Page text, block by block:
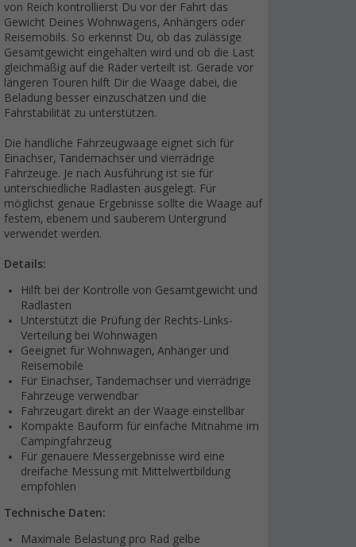
von Reich kontrollierst Du vor der Fahrt das
Gewicht Deines Wohnwagens, Anhängers oder
Reisemobils. So erkennst Du, ob das zulässige
Gesamtgewicht eingehalten wird und ob die Last
gleichmäßig auf die Räder verteilt ist. Gerade vor
längeren Touren hilft Dir die Waage dabei, die
Beladung besser einzuschätzen und die
Fahrstabilität zu unterstützen.
Die handliche Fahrzeugwaage eignet sich für
Einachser, Tandemachser und vierrädrige
Fahrzeuge. Je nach Ausführung ist sie für
unterschiedliche Radlasten ausgelegt. Für
möglichst genaue Ergebnisse sollte die Waage auf
festem, ebenem und sauberem Untergrund
verwendet werden.
Details:
Hilft bei der Kontrolle von Gesamtgewicht und
Radlasten
Unterstützt die Prüfung der Rechts-Links-
Verteilung bei Wohnwagen
Geeignet für Wohnwagen, Anhänger und
Reisemobile
Für Einachser, Tandemachser und vierrädrige
Fahrzeuge verwendbar
Fahrzeugart direkt an der Waage einstellbar
Kompakte Bauform für einfache Mitnahme im
Campingfahrzeug
Für genauere Messergebnisse wird eine
dreifache Messung mit Mittelwertbildung
empfohlen
Technische Daten:
Maximale Belastung pro Rad gelbe